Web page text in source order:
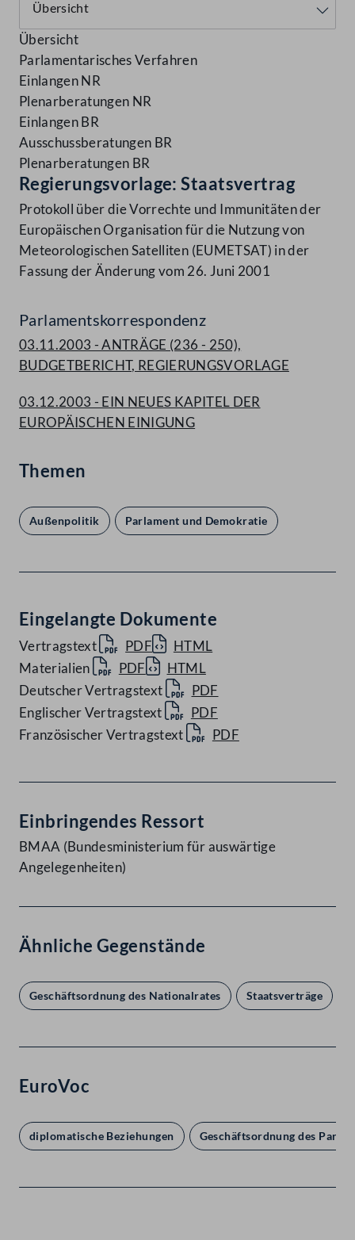
Übersicht
Parlamentarisches Verfahren
Einlangen NR
Plenarberatungen NR
Einlangen BR
Ausschussberatungen BR
Plenarberatungen BR
Regierungsvorlage: Staatsvertrag
Protokoll über die Vorrechte und Immunitäten der
Europäischen Organisation für die Nutzung von
Meteorologischen Satelliten (EUMETSAT) in der
Fassung der Änderung vom 26. Juni 2001
Parlamentskorrespondenz
03.11.2003 - ANTRÄGE (236 - 250),
BUDGETBERICHT, REGIERUNGSVORLAGE
03.12.2003 - EIN NEUES KAPITEL DER
EUROPÄISCHEN EINIGUNG
Themen
Außenpolitik Parlament und Demokratie
Eingelangte Dokumente
Vertragstext PDF
HTML
Materialien
PDF
HTML
Deutscher Vertragstext
PDF
Englischer Vertragstext
PDF
Französischer Vertragstext
PDF
Einbringendes Ressort
BMAA (Bundesministerium für auswärtige
Angelegenheiten)
Ähnliche Gegenstände
Geschäftsordnung des Nationalrates Staatsverträge
EuroVoc
diplomatische Beziehungen Geschäftsordnung des